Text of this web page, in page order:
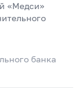
«Медси»
банка